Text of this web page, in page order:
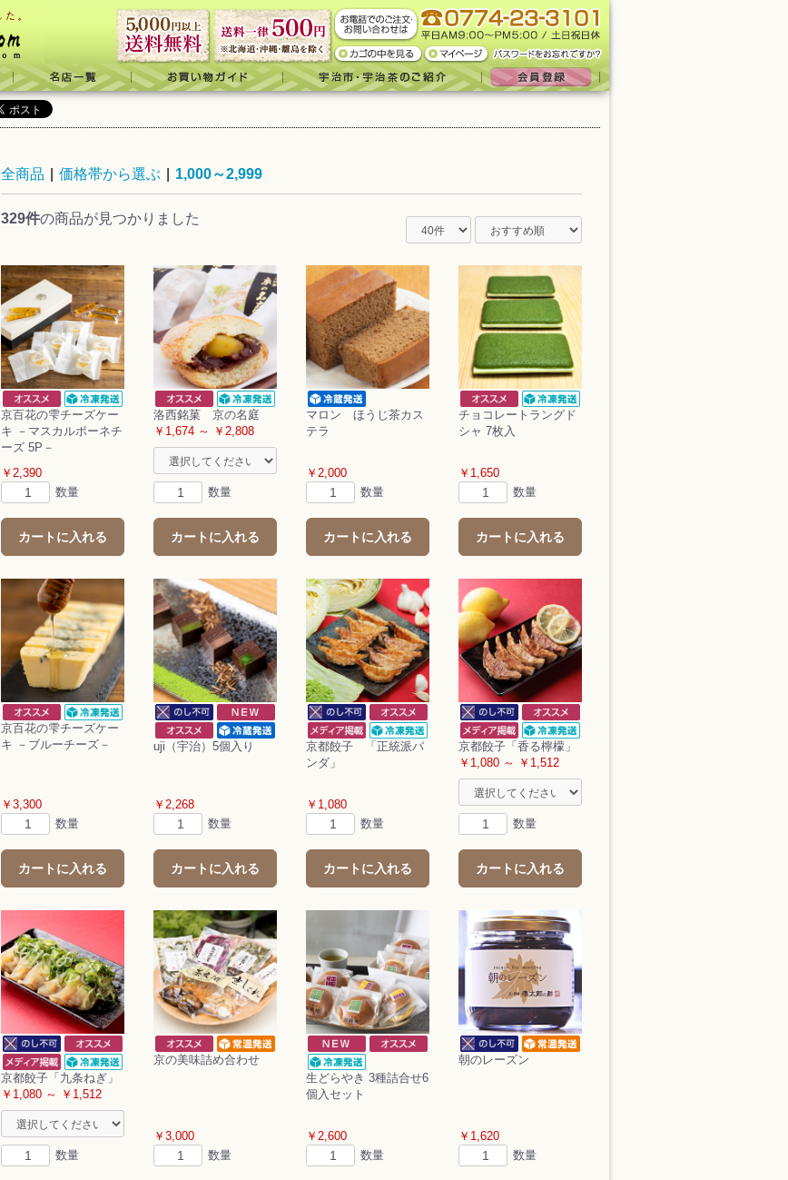
全商品 価格帯から選ぶ 1,000～2,999
329件の商品が見つかりました
京百花の雫チーズケー
キ －マスカルポーネチ
ーズ 5P－
￥2,390
数量
カートに入れる
洛西銘菓 京の名庭
￥1,674 ～ ￥2,808
数量
カートに入れる
マロン ほうじ茶カス
テラ
￥2,000
数量
カートに入れる
チョコレートラングド
シャ 7枚入
￥1,650
数量
カートに入れる
京百花の雫チーズケー
キ －ブルーチーズ－
￥3,300
数量
カートに入れる
uji（宇治）5個入り
￥2,268
数量
カートに入れる
京都餃子 「正統派パ
ンダ」
￥1,080
数量
カートに入れる
京都餃子「香る檸檬」
￥1,080 ～ ￥1,512
数量
カートに入れる
京都餃子「九条ねぎ」
￥1,080 ～ ￥1,512
数量
京の美味詰め合わせ
￥3,000
数量
生どらやき 3種詰合せ6
個入セット
￥2,600
数量
朝のレーズン
￥1,620
数量